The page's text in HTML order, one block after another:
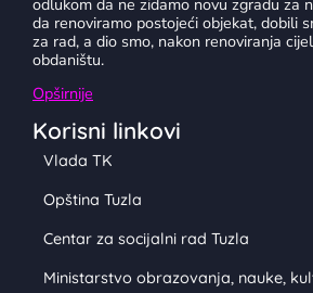
da renoviramo postojeći objekat, dobili
za rad, a dio smo, nakon renoviranja
obdaništu.
Opširnije
Korisni linkovi
Vlada TK
Opština Tuzla
Centar za socijalni rad Tuzla
Ministarstvo obrazovanja, nauke,